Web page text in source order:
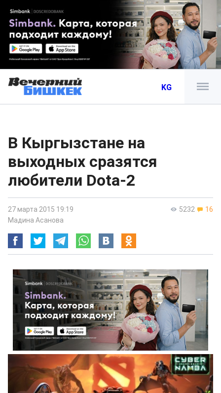
KG
В Кыргызстане на
выходных сразятся
любители Dota-2
5232 16
27 марта 2015 19:19
Мадина Асанова